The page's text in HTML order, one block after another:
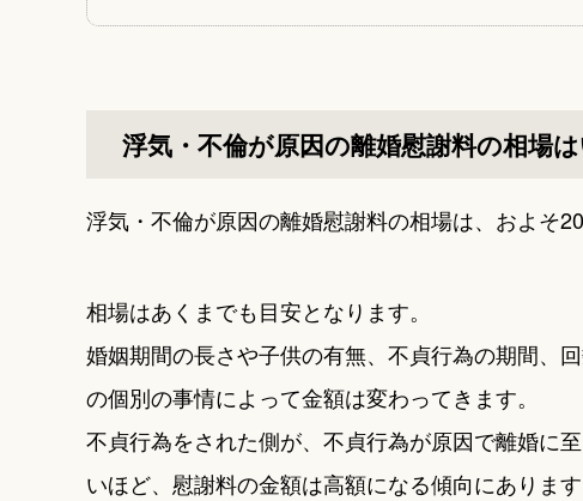
浮気・不倫が原因の離婚慰謝料の相場
浮気・不倫が原因の離婚慰謝料の相場は、およそ
相場はあくまでも目安となります。
婚姻期間の長さや子供の有無、不貞行為の期間、
の個別の事情によって金額は変わってきます。
不貞行為をされた側が、不貞行為が原因で離婚に
いほど、慰謝料の金額は高額になる傾向にあります